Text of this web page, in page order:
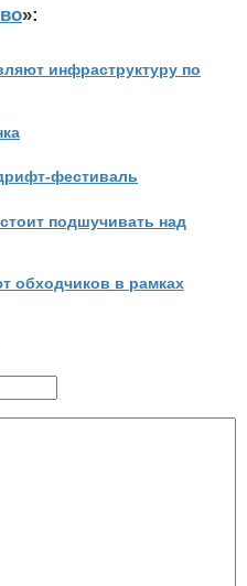
»:
инфраструктуру по
фестиваль
подшучивать над
обходчиков в рамках